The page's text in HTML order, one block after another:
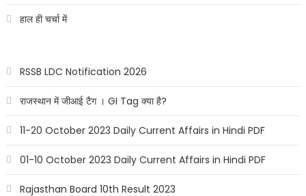
हाल ही चर्चा में
RSSB LDC Notification 2026
राजस्थान में जीआई टैग । GI Tag क्या है?
11-20 October 2023 Daily Current Affairs in Hindi PDF
01-10 October 2023 Daily Current Affairs in Hindi PDF
Rajasthan Board 10th Result 2023